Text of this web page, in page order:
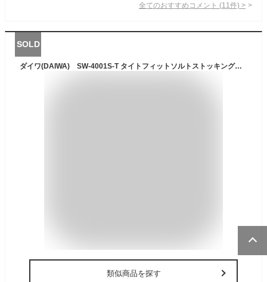
全てのおすすめコメント (11 件) >
SOLD
ダイワ(DAIWA) SW-4001S-T タイトフィットソルトストッキングウェーダー(ソックス先丸) (お取り寄せ)
類似商品を探す